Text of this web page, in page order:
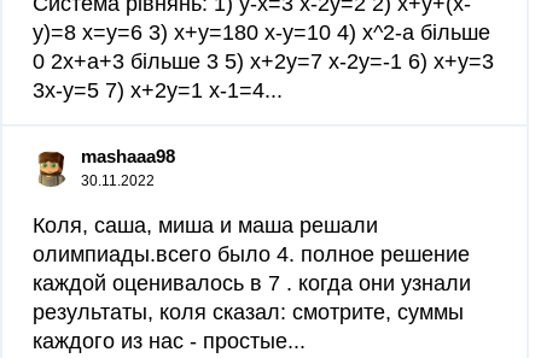
у)=8 х=у=6 3) х+у=180 х-у=10 4) x^2-a більше
0 2x+a+3 більше 3 5) x+2y=7 x-2y=-1 6) x+y=3
3x-y=5 7) x+2y=1 x-1=4...
mashaaa98
30.11.2022
Коля, саша, миша и маша решали
олимпиады.всего было 4. полное решение
каждой оценивалось в 7 . когда они узнали
результаты, коля сказал: смотрите, суммы
каждого из нас - простые...